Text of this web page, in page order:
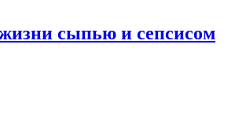
сыпью и сепсисом